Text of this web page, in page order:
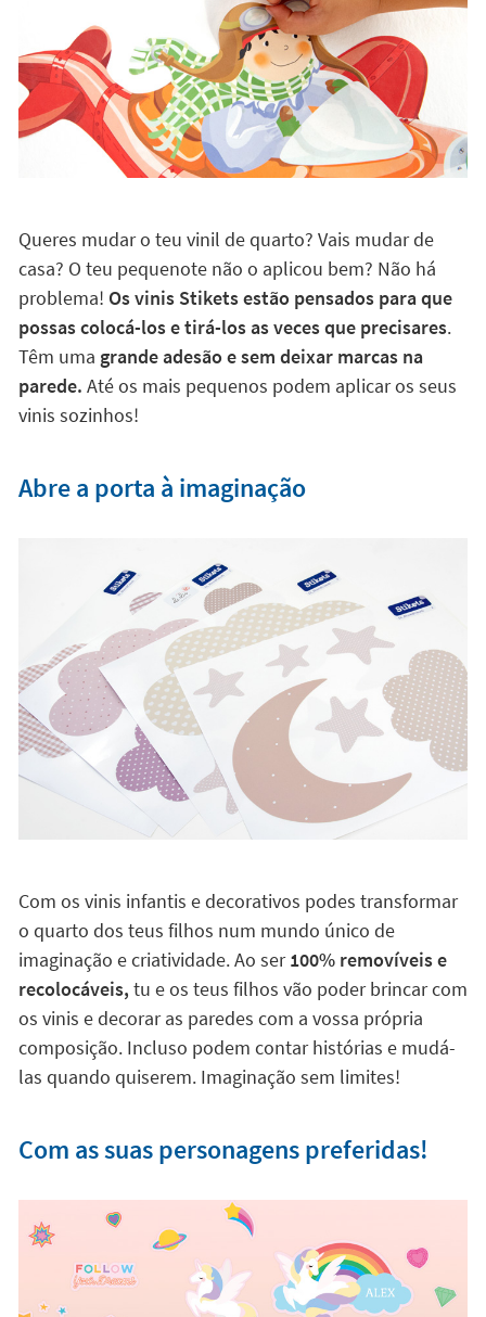
Queres mudar o teu vinil de quarto? Vais mudar de
casa? O teu pequenote não o aplicou bem? Não há
problema! Os vinis Stikets estão pensados para que
possas colocá-los e tirá-los as veces que precisares.
Têm uma grande adesão e sem deixar marcas na
parede. Até os mais pequenos podem aplicar os seus
vinis sozinhos!
Abre a porta à imaginação
Com os vinis infantis e decorativos podes transformar
o quarto dos teus filhos num mundo único de
imaginação e criatividade. Ao ser100% removíveis e
recolocáveis, tu e os teus filhos vão poder brincar com
os vinis e decorar as paredes com a vossa própria
composição. Incluso podem contar histórias e mudá-
las quando quiserem. Imaginação sem limites!
Com as suas personagens preferidas!